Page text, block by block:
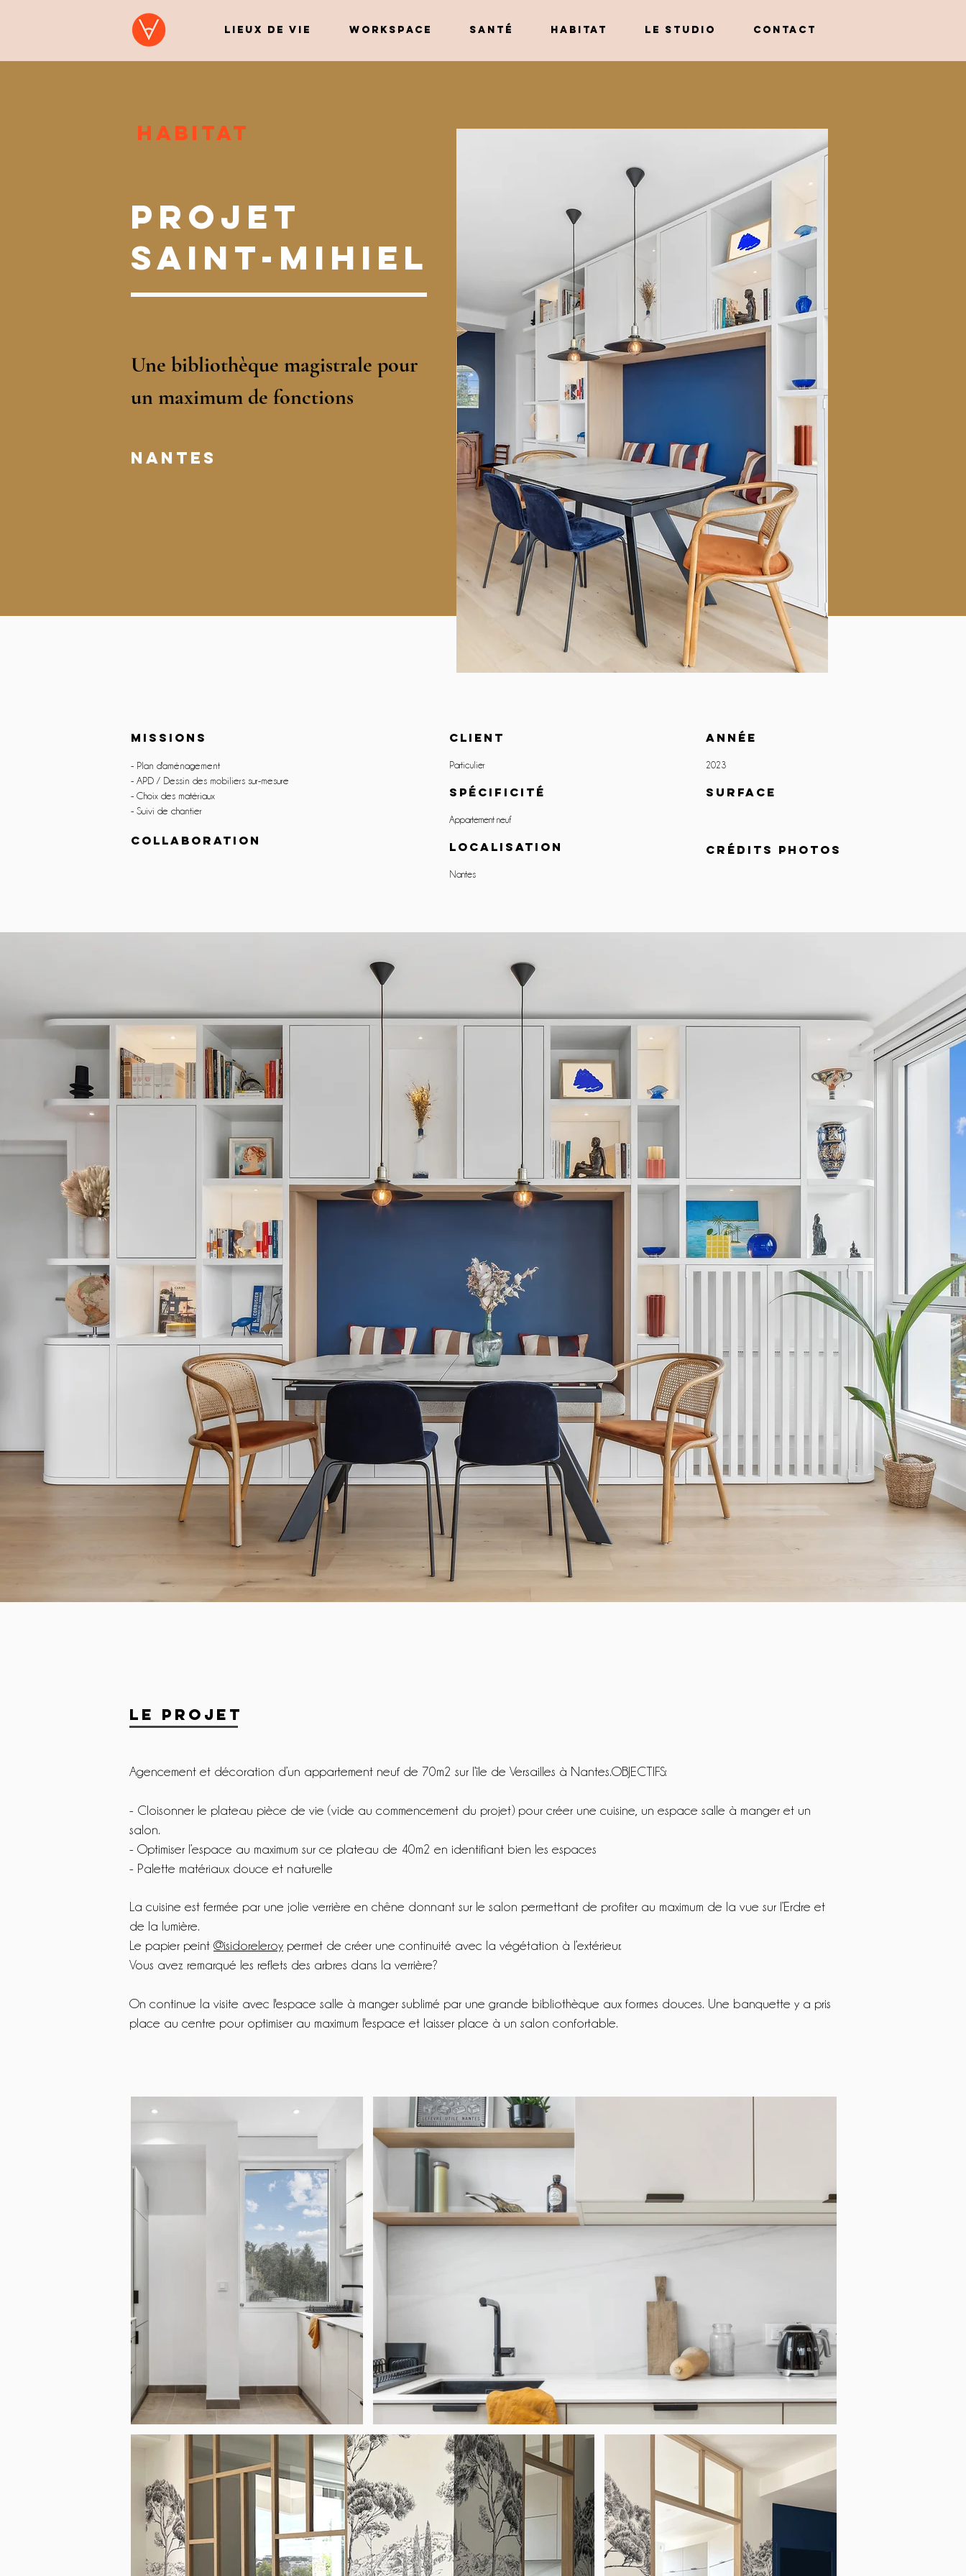
LIEUX DE VIE WORKSPACE SANTÉ HABITAT LE STUDIO CONTACT
MISSIONS
- Plan d'aménagement
- APD / Dessin des mobiliers sur-mesure
- Choix des matériaux
- Suivi de chantier
COLLABORATION
client
Particulier
SPÉCIFICITÉ
Appartement neuf
LOCALISATION
Nantes
ANNÉE
2023
surface
crédits photos
LE PROJET
Agencement et décoration d’un appartement neuf de 70m2 sur l’île de Versailles à Nantes.OBJECTIFS:
- Cloisonner le plateau pièce de vie (vide au commencement du projet) pour créer une cuisine, un espace salle à manger et un
salon.
- Optimiser l’espace au maximum sur ce plateau de 40m2 en identifiant bien les espaces
- Palette matériaux douce et naturelle
La cuisine est fermée par une jolie verrière en chêne donnant sur le salon permettant de profiter au maximum de la vue sur l’Erdre et
de la lumière.
Le papier peint @isidoreleroy permet de créer une continuité avec la végétation à l’extérieur.
Vous avez remarqué les reflets des arbres dans la verrière?
On continue la visite avec l'espace salle à manger sublimé par une grande bibliothèque aux formes douces. Une banquette y a pris
place au centre pour optimiser au maximum l'espace et laisser place à un salon confortable.
HABITAT
PROJET
SAINT-MIHIEL
Une bibliothèque magistrale pour
un maximum de fonctions
NANTES